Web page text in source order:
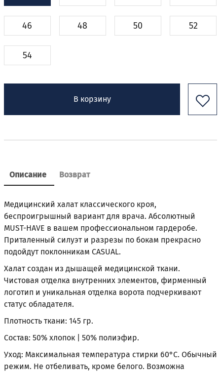
46 48 50 52
54
В корзину
Описание Возврат
Медицинский халат классического кроя,
беспроигрышный вариант для врача. Абсолютный
MUST-HAVE в вашем профессиональном гардеробе.
Приталенный силуэт и разрезы по бокам прекрасно
подойдут поклонникам CASUAL.
Халат создан из дышащей медицинской ткани.
Чистовая отделка внутренних элементов, фирменный
логотип и уникальная отделка ворота подчеркивают
статус обладателя.
Плотность ткани: 145 гр.
Состав: 50% хлопок | 50% полиэфир.
Уход: Максимальная температура стирки 60°С. Обычный
режим. Не отбеливать, кроме белого. Возможна